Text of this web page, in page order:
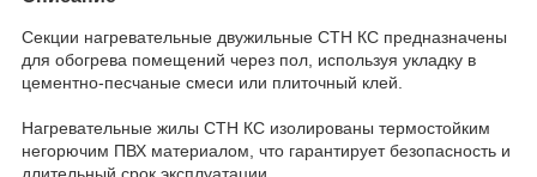
Секции нагревательные двужильные СТН КС предназначены
для обогрева помещений через пол, используя укладку в
цементно-песчаные смеси или плиточный клей.
Нагревательные жилы СТН КС изолированы термостойким
негорючим ПВХ материалом, что гарантирует безопасность и
длительный срок эксплуатации.